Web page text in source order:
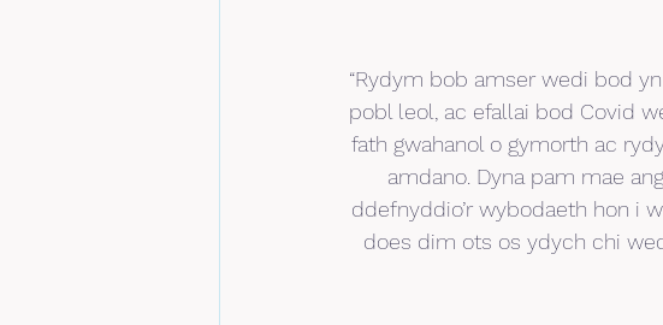
“Rydym bob amser wedi bod
pobl leol, ac efallai bod Covid
fath gwahanol o gymorth ac
amdano. Dyna pam mae
ddefnyddio’r wybodaeth hon i
does dim ots os ydych chi